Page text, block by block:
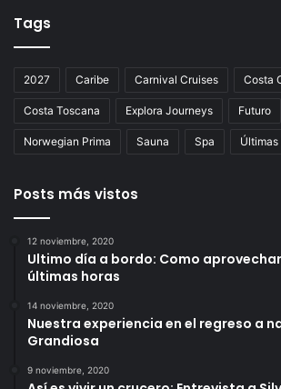
Tags
2027 Caribe Carnival Cruises Costa
Costa Toscana Explora Journeys Futuro
Norwegian Prima Sauna Spa
Posts más vistos
12 noviembre, 2020
Ultimo día a bordo: Como
últimas horas
14 noviembre, 2020
Nuestra experiencia en el regreso a
Grandiosa
9 noviembre, 2020